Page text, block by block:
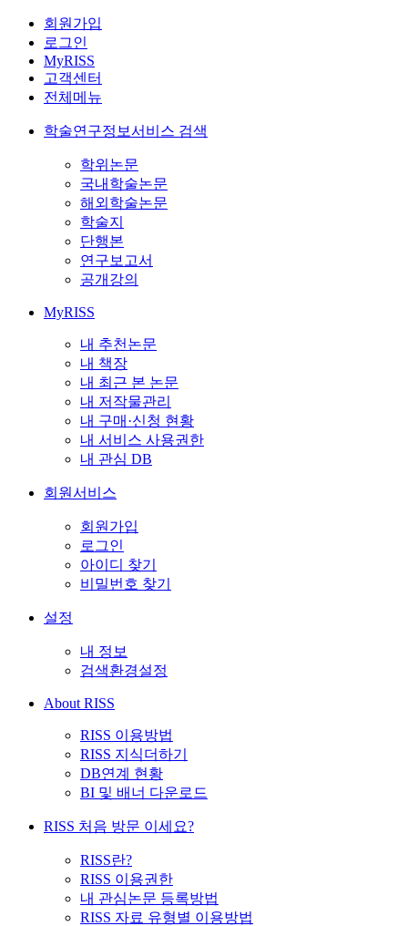
회원가입
로그인
MyRISS
고객센터
전체메뉴
학술연구정보서비스 검색
학위논문
국내학술논문
해외학술논문
학술지
단행본
연구보고서
공개강의
MyRISS
내 추천논문
내 책장
내 최근 본 논문
내 저작물관리
내 구매·신청 현황
내 서비스 사용권한
내 관심 DB
회원서비스
회원가입
로그인
아이디 찾기
비밀번호 찾기
설정
내 정보
검색환경설정
About RISS
RISS 이용방법
RISS 지식더하기
DB연계 현황
BI 및 배너 다운로드
RISS 처음 방문 이세요?
RISS란?
RISS 이용권한
내 관심논문 등록방법
RISS 자료 유형별 이용방법